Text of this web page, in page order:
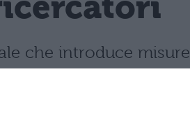
che introduce misure